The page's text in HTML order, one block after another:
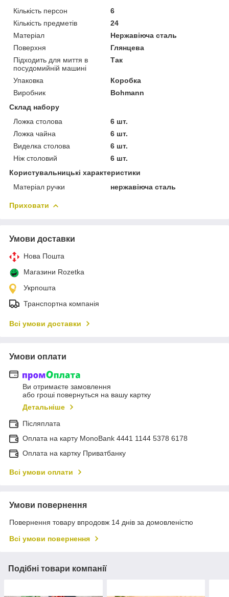
Кількість персон
6
Кількість предметів
24
Матеріал
Нержавіюча сталь
Поверхня
Глянцева
Підходить для миття в
посудомийній машині
Так
Упаковка
Коробка
Виробник
Bohmann
Склад набору
Ложка столова
6 шт.
Ложка чайна
6 шт.
Виделка столова
6 шт.
Ніж столовий
6 шт.
Користувальницькі характеристики
Матеріал ручки
нержавіюча сталь
Приховати
Умови доставки
Нова Пошта
Магазини Rozetka
Укрпошта
Транспортна компанія
Всі умови доставки
Умови оплати
Ви отримаєте замовлення
або гроші повернуться на вашу картку
Детальніше
Післяплата
Оплата на карту MonoBank 4441 1144 5378 6178
Оплата на картку Приватбанку
Всі умови оплати
Умови повернення
Повернення товару впродовж 14 днів за домовленістю
Всі умови повернення
Подібні товари компанії